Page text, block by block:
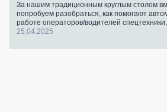
За нашим традиционным круглым столом
попробуем разобраться, как помогают
работе операторов/водителей
25.04.2025